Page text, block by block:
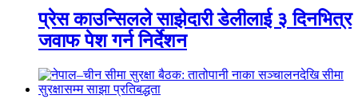
प्रेस काउन्सिलले साझेदारी डेलीलाई ३ दिनभित्र
जवाफ पेश गर्न निर्देशन